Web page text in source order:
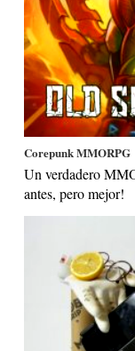
Corepunk MMORPG
Un verdadero
antes, pero mejor!